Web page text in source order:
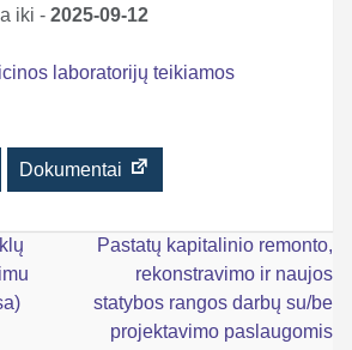
iki - 2025-09-12
laboratorijų teikiamos
Dokumentai
Pastatų kapitalinio remonto,
rekonstravimo ir naujos
statybos rangos darbų su/be
projektavimo paslaugomis